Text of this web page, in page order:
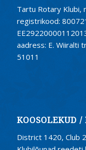
Tartu Rotary Klubi,
registrikood:
aadress: E. Wiiralti
51011
KOOSOLEKUD /
District 1420, Club